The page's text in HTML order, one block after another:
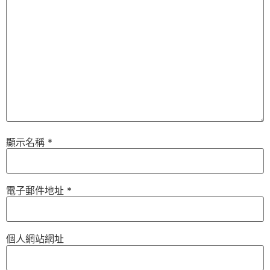
顯示名稱 *
電子郵件地址 *
個人網站網址